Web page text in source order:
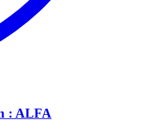
: ALFA